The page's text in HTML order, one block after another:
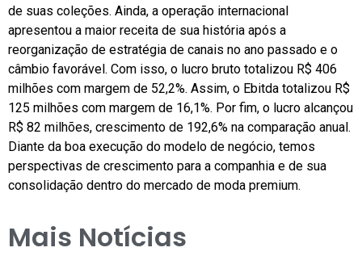
de suas coleções. Ainda, a operação internacional
apresentou a maior receita de sua história após a
reorganização de estratégia de canais no ano passado e o
câmbio favorável. Com isso, o lucro bruto totalizou R$ 406
milhões com margem de 52,2%. Assim, o Ebitda totalizou R$
125 milhões com margem de 16,1%. Por fim, o lucro alcançou
R$ 82 milhões, crescimento de 192,6% na comparação anual.
Diante da boa execução do modelo de negócio, temos
perspectivas de crescimento para a companhia e de sua
consolidação dentro do mercado de moda premium.
Mais Notícias